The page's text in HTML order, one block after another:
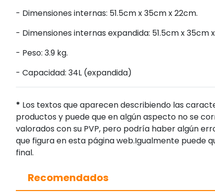
- Dimensiones internas: 51.5cm x 35cm x 22cm.
- Dimensiones internas expandida: 51.5cm x 35cm
- Peso: 3.9 kg.
- Capacidad: 34L (expandida)
* Los textos que aparecen describiendo las
productos y puede que en algún aspecto no se
valorados con su PVP, pero podría haber algún
que figura en esta página web.Igualmente
final.
Recomendados